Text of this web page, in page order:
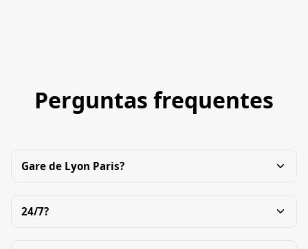
Perguntas frequentes
Gare de Lyon Paris?
24/7?